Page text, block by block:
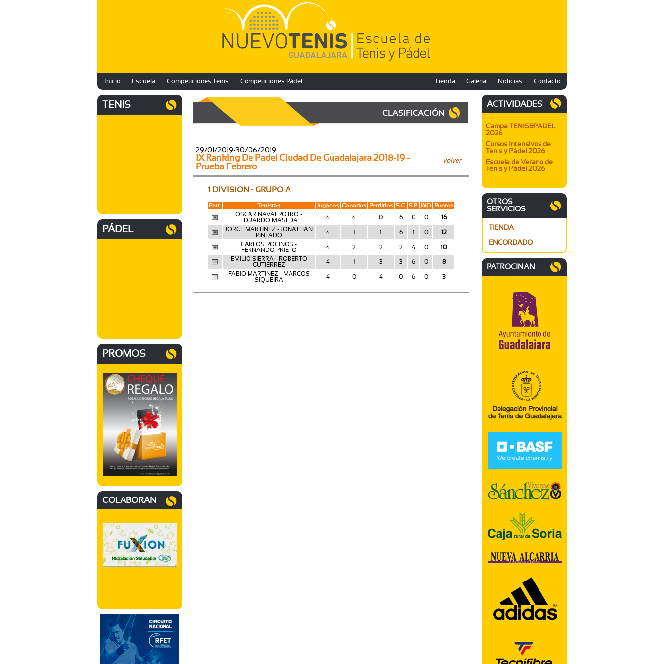
Inicio Escuela Competiciones Tenis Competiciones Pádel Tienda Galería Noticias Contacto
TENIS
PÁDEL
PROMOS
COLABORAN
CLASIFICACIÓN
29/01/2019-30/06/2019
IX Ranking De Padel Ciudad De Guadalajara 2018-19 -
Prueba Febrero
volver
1 DIVISION - GRUPO A
Part. Tenistas Jugados Ganados Perdidos S.G. S.P. WO
Puntos
OSCAR NAVALPOTRO -
EDUARDO MASEDA
4 4 0 6 0 0
16
JORGE MARTINEZ - JONATHAN
PINTADO
4 3 1 6 1 0
12
CARLOS POCIÑOS -
FERNANDO PRIETO
4 2 2 2 4 0
10
EMILIO SIERRA - ROBERTO
GUTIERREZ
4 1 3 3 6 0
8
FABIO MARTINEZ - MARCOS
SIQUEIRA
4 0 4 0 6 0 3
ACTIVIDADES
Campa TENIS&PADEL
2026
Cursos Intensivos de
Tenis y Pádel 2026
Escuela de Verano de
Tenis y Pádel 2026
OTROS
SERVICIOS
TIENDA
ENCORDADO
PATROCINAN